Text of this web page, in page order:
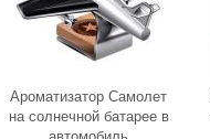
Ароматизатор Самолет
на солнечной батарее в